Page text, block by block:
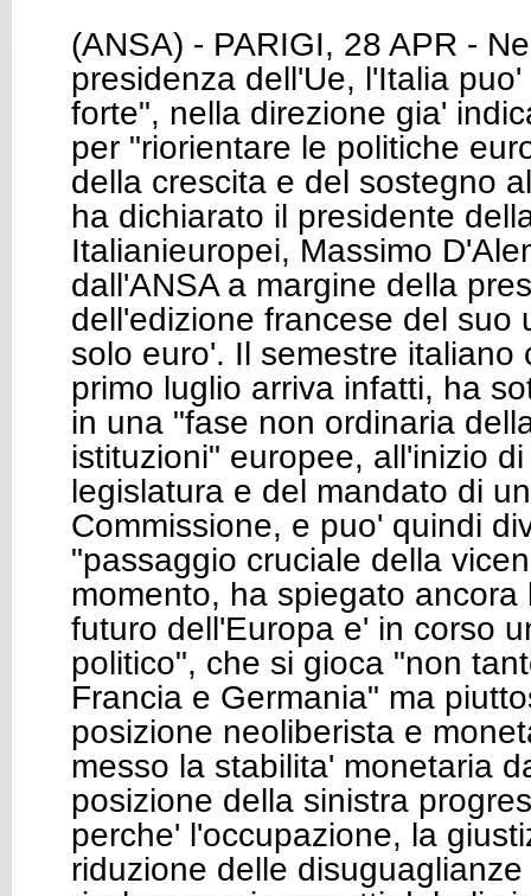
(ANSA) - PARIGI, 28 APR -
presidenza dell'Ue, l'Italia
forte", nella direzione gia'
per "riorientare le politiche
della crescita e del sostegno
ha dichiarato il presidente
Italianieuropei, Massimo
dall'ANSA a margine della
dell'edizione francese del suo
solo euro'. Il semestre italiano
primo luglio arriva infatti, ha
in una "fase non ordinaria
istituzioni" europee, all'inizio
legislatura e del mandato di
Commissione, e puo' quindi
"passaggio cruciale della
momento, ha spiegato ancora
futuro dell'Europa e' in corso
politico", che si gioca "non
Francia e Germania" ma
posizione neoliberista e
messo la stabilita' monetaria
posizione della sinistra
perche' l'occupazione, la
riduzione delle